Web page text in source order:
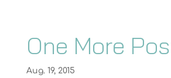
One More
Aug. 19, 2015